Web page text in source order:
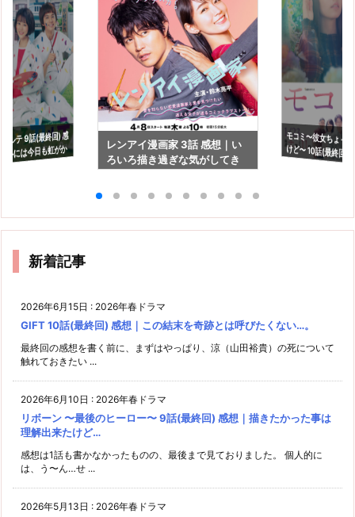
ルテ 9話(最終回) 感
には今日も虹がか
レンアイ漫画家 3話 感想｜い
ろいろ描き過ぎな気がしてき
モコミ〜彼女ちょっ
けど〜 10話(最終回)
ミーは捨てられた
新着記事
2026年6月15日 : 2026年春ドラマ
GIFT 10話(最終回) 感想｜この結末を奇跡とは呼びたくない…。
最終回の感想を書く前に、まずはやっぱり、涼（山田裕貴）の死について
触れておきたい ...
2026年6月10日 : 2026年春ドラマ
リボーン 〜最後のヒーロー〜 9話(最終回) 感想｜描きたかった事は
理解出来たけど…
感想は1話も書かなかったものの、最後まで見ておりました。 個人的に
は、う〜ん…せ ...
2026年5月13日 : 2026年春ドラマ